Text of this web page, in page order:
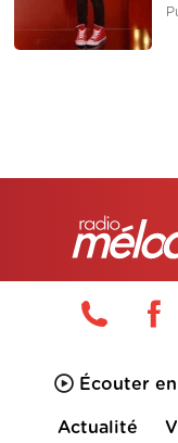
Écouter
Actualité